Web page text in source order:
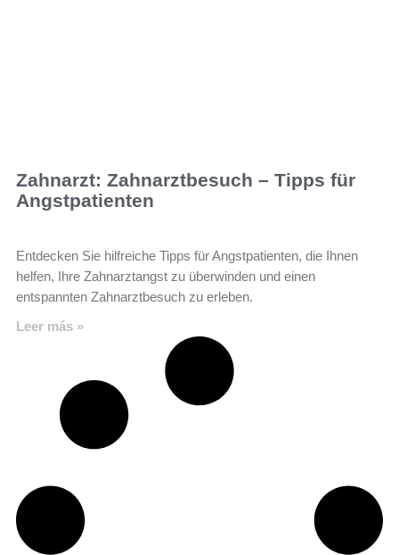
Zahnarzt: Zahnarztbesuch – Tipps für
Angstpatienten
Entdecken Sie hilfreiche Tipps für Angstpatienten, die Ihnen
helfen, Ihre Zahnarztangst zu überwinden und einen
entspannten Zahnarztbesuch zu erleben.
Leer más »